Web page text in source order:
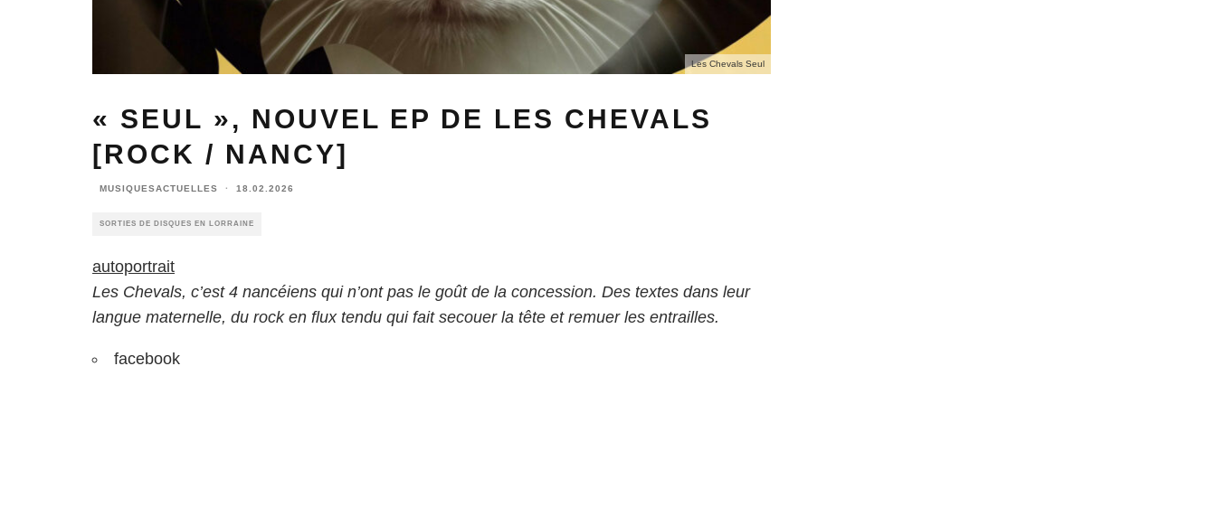
Les Chevals Seul
« SEUL », NOUVEL EP DE LES CHEVALS
[ROCK / NANCY]
MUSIQUESACTUELLES · 18.02.2026
SORTIES DE DISQUES EN LORRAINE
autoportrait
Les Chevals, c’est 4 nancéiens qui n’ont pas le goût de la concession. Des textes dans leur
langue maternelle, du rock en flux tendu qui fait secouer la tête et remuer les entrailles.
facebook